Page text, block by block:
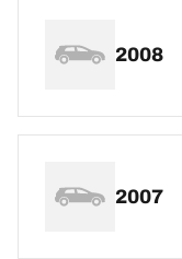
2008
2007